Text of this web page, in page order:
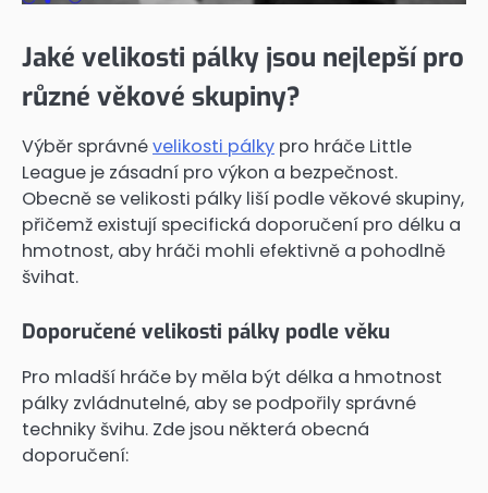
Jaké velikosti pálky jsou nejlepší pro
různé věkové skupiny?
Výběr správnévelikosti pálky pro hráče Little
League je zásadní pro výkon a bezpečnost.
Obecně se velikosti pálky liší podle věkové skupiny,
přičemž existují specifická doporučení pro délku a
hmotnost, aby hráči mohli efektivně a pohodlně
švihat.
Doporučené velikosti pálky podle věku
Pro mladší hráče by měla být délka a hmotnost
pálky zvládnutelné, aby se podpořily správné
techniky švihu. Zde jsou některá obecná
doporučení: